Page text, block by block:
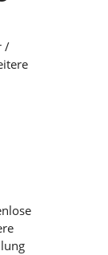
/